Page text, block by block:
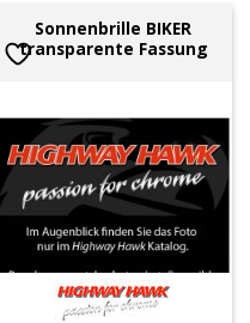
Sonnenbrille BIKER
transparente Fassung